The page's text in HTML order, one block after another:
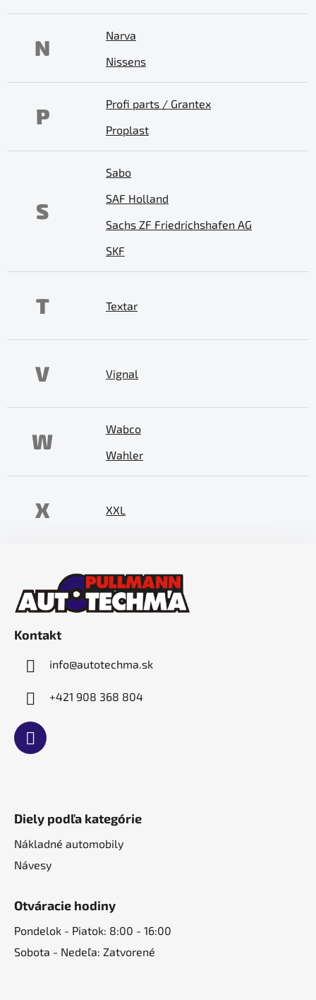
N
Narva
Nissens
P
Profi parts / Grantex
Proplast
S
Sabo
SAF Holland
Sachs ZF Friedrichshafen AG
SKF
T Textar
V Vignal
W
Wabco
Wahler
X XXL
Kontakt
info@autotechma.sk
+421 908 368 804
Diely podľa kategórie
Nákladné automobily
Návesy
Otváracie hodiny
Pondelok - Piatok: 8:00 - 16:00
Sobota - Nedeľa: Zatvorené